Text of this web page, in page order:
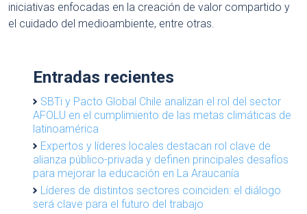
iniciativas enfocadas en la creación de valor compartido y
el cuidado del medioambiente, entre otras.
Entradas recientes
SBTi y Pacto Global Chile analizan el rol del sector
AFOLU en el cumplimiento de las metas climáticas de
latinoamérica
Expertos y líderes locales destacan rol clave de
alianza público-privada y definen principales desafíos
para mejorar la educación en La Araucanía
Líderes de distintos sectores coinciden: el diálogo
será clave para el futuro del trabajo